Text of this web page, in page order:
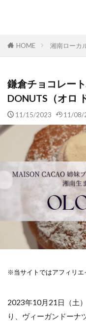
HOME 湘南ローカ
鎌倉チョコレー
DONUTS（オロ
11/15/2023 11/08/
※当サイトではアフィリエ
2023年10月21日（土
り、ヴィーガンドーナ